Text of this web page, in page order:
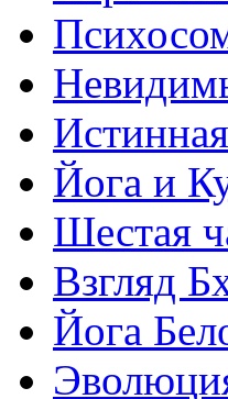
Йога и
Шестая
Взгляд
Йога